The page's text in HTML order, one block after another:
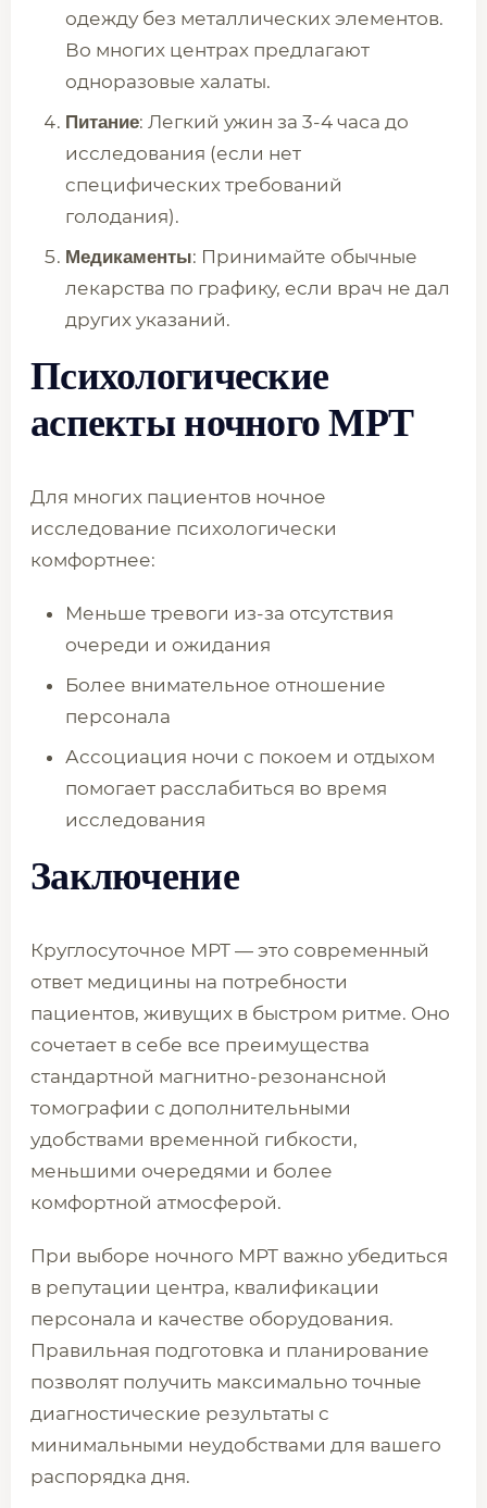
одежду без металлических элементов.
Во многих центрах предлагают
одноразовые халаты.
Питание: Легкий ужин за 3-4 часа до
исследования (если нет
специфических требований
голодания).
Медикаменты: Принимайте обычные
лекарства по графику, если врач не дал
других указаний.
Психологические
аспекты ночного МРТ
Для многих пациентов ночное
исследование психологически
комфортнее:
Меньше тревоги из-за отсутствия
очереди и ожидания
Более внимательное отношение
персонала
Ассоциация ночи с покоем и отдыхом
помогает расслабиться во время
исследования
Заключение
Круглосуточное МРТ — это современный
ответ медицины на потребности
пациентов, живущих в быстром ритме. Оно
сочетает в себе все преимущества
стандартной магнитно-резонансной
томографии с дополнительными
удобствами временной гибкости,
меньшими очередями и более
комфортной атмосферой.
При выборе ночного МРТ важно убедиться
в репутации центра, квалификации
персонала и качестве оборудования.
Правильная подготовка и планирование
позволят получить максимально точные
диагностические результаты с
минимальными неудобствами для вашего
распорядка дня.